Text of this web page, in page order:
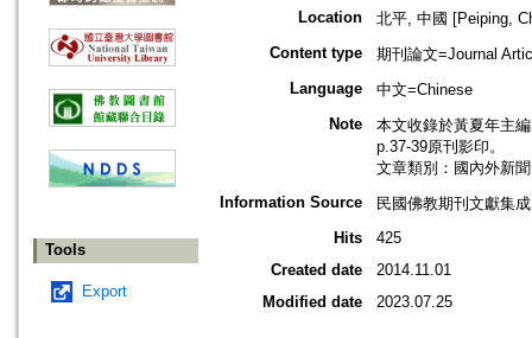
Tools
Export
Location
北平, 中國 [Peiping,
Content type
期刊論文=Journal
Language
中文=Chinese
Note
本文收錄於黃夏年主
p.37-39原刊影印。
文章類別：國內外新
Information Source
民國佛教期刊文獻集
Hits
425
Created date
2014.11.01
Modified date
2023.07.25